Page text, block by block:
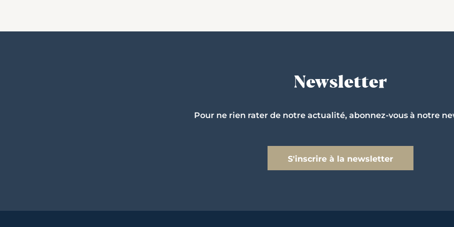
Newsletter
Pour ne rien rater de notre actualité, abonnez-vous à notre
S'inscrire à la newsletter